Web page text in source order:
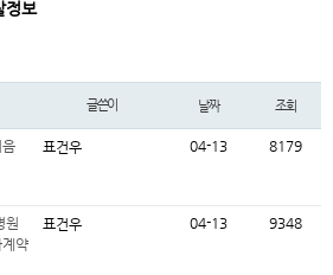
정보
글쓴이 날짜 조회
음
표건우 04-13 8179
원
약
표건우 04-13 9348